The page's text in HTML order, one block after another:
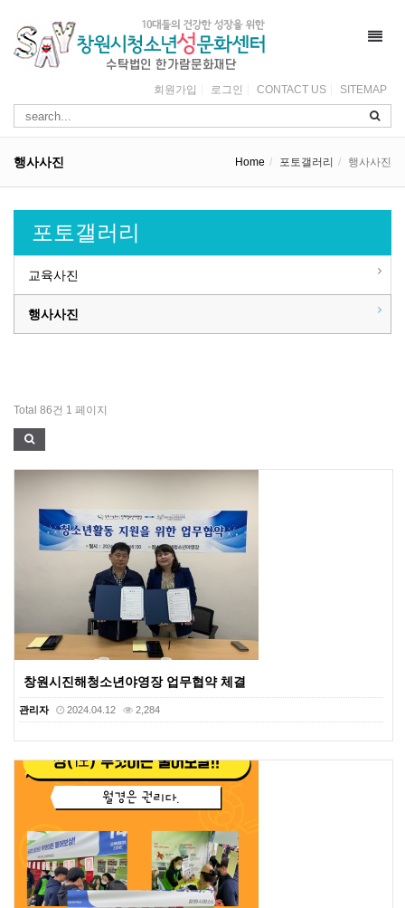
회원가입 로그인 CONTACT US SITEMAP
행사사진 Home 포토갤러리 행사사진
포토갤러리
교육사진
행사사진
Total 86건 1 페이지
창원시진해청소년야영장 업무협약 체결
관리자 2024.04.12 2,284